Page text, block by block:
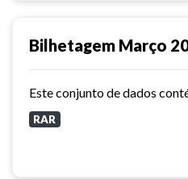
Bilhetagem Março
RAR